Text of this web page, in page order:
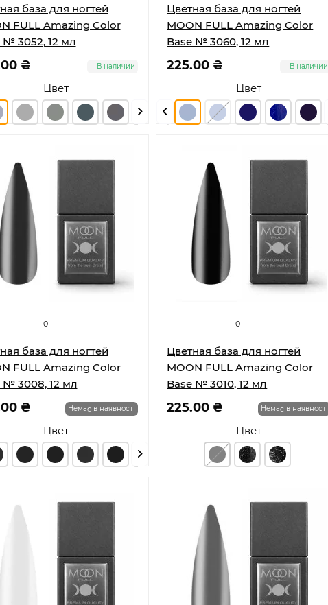
база для ногтей
FULL Amazing Color
№ 3052, 12 мл
Цвет
₴ В наличии
Цветная база для ногтей
MOON FULL Amazing Color
Base № 3060, 12 мл
Цвет
225.00 ₴ В наличии
0
база для ногтей
FULL Amazing Color
№ 3008, 12 мл
Цвет
₴ Немає в наявності
0
Цветная база для ногтей
MOON FULL Amazing Color
Base № 3010, 12 мл
Цвет
225.00 ₴ Немає в наявності